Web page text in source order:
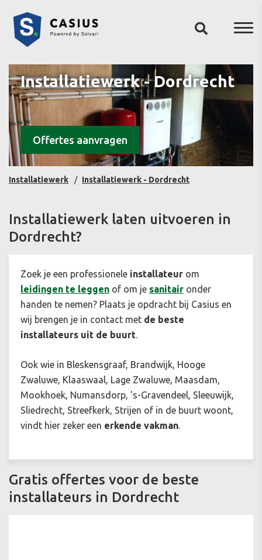
Installatiewerk - Dordrecht
Offertes aanvragen
Installatiewerk Installatiewerk - Dordrecht
Installatiewerk laten uitvoeren in
Dordrecht?
Zoek je een professionele installateur om
leidingen te leggen of om je sanitair onder
handen te nemen? Plaats je opdracht bij Casius en
wij brengen je in contact met de beste
installateurs uit de buurt.
Ook wie in Bleskensgraaf, Brandwijk, Hooge
Zwaluwe, Klaaswaal, Lage Zwaluwe, Maasdam,
Mookhoek, Numansdorp, 's-Gravendeel, Sleeuwijk,
Sliedrecht, Streefkerk, Strijen of in de buurt woont,
vindt hier zeker een erkende vakman.
Gratis offertes voor de beste
installateurs in Dordrecht